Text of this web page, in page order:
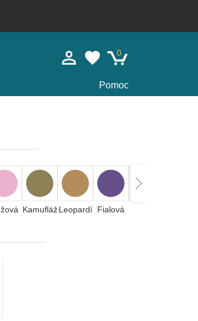
0
Pomoc
Kamufláž Leopardí Fialová